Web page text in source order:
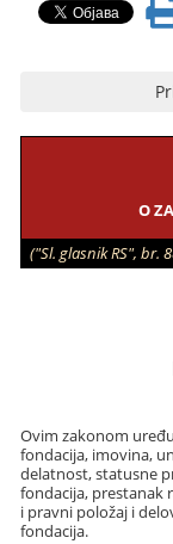
O
("Sl. glasnik RS", br.
Ovim zakonom
fondacija, imovina,
delatnost, statusne
fondacija, prestanak
i pravni položaj i
fondacija.